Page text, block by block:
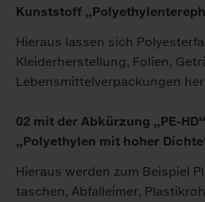
Kunststoff
Hieraus lassen sich
Kleiderherstellung, Folien,
Lebensmittelverpackungen
02 mit der Abkürzung „PE-
„Polyethylen mit hoher
Hieraus werden zum Beispiel
taschen, Abfalleimer,